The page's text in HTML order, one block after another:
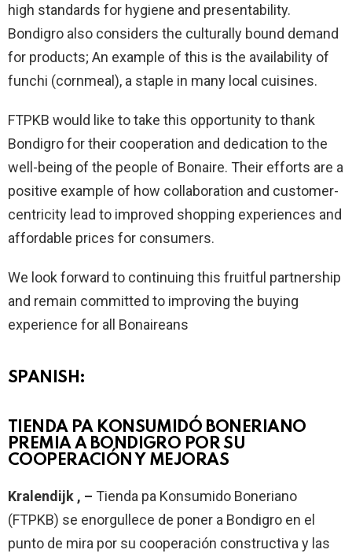
high standards for hygiene and presentability.
Bondigro also considers the culturally bound demand
for products; An example of this is the availability of
funchi (cornmeal), a staple in many local cuisines.
FTPKB would like to take this opportunity to thank
Bondigro for their cooperation and dedication to the
well-being of the people of Bonaire. Their efforts are a
positive example of how collaboration and customer-
centricity lead to improved shopping experiences and
affordable prices for consumers.
We look forward to continuing this fruitful partnership
and remain committed to improving the buying
experience for all Bonaireans
SPANISH:
TIENDA PA KONSUMIDÓ BONERIANO
PREMIA A BONDIGRO POR SU
COOPERACIÓN Y MEJORAS
Kralendijk , – Tienda pa Konsumido Boneriano
(FTPKB) se enorgullece de poner a Bondigro en el
punto de mira por su cooperación constructiva y las